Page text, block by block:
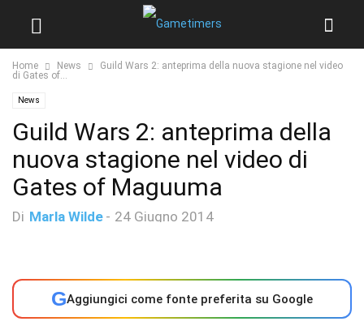
Home News
Guild Wars 2: anteprima della nuova stagione nel video
di Gates of...
News
Guild Wars 2: anteprima della
nuova stagione nel video di
Gates of Maguuma
Di Marla Wilde - 24 Giugno 2014
GAggiungici come fonte preferita su Google